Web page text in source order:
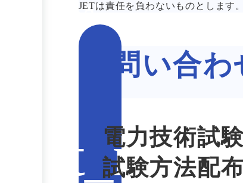
JETは責任を負わないものとします。
お問い合
電力技術試
試験方法配